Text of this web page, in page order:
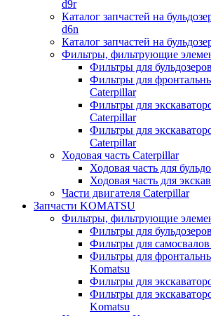
d9r
Каталог запчастей на
d6n
Каталог запчастей на
Фильтры, фильтрующие
Фильтры для
Фильтры для
Caterpillar
Фильтры для
Caterpillar
Фильтры для
Caterpillar
Ходовая часть Caterpillar
Ходовая часть для
Ходовая часть для
Части двигателя Caterpillar
Запчасти KOMATSU
Фильтры, фильтрующие
Фильтры для
Фильтры для
Фильтры для
Komatsu
Фильтры для
Фильтры для
Komatsu